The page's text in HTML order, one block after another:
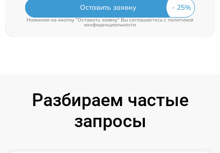
Оставить заявку
Нажимая на кнопку "Оставить заявку" Вы соглашаетесь cполитикой
конфиденциальности
Разбираем частые
запросы